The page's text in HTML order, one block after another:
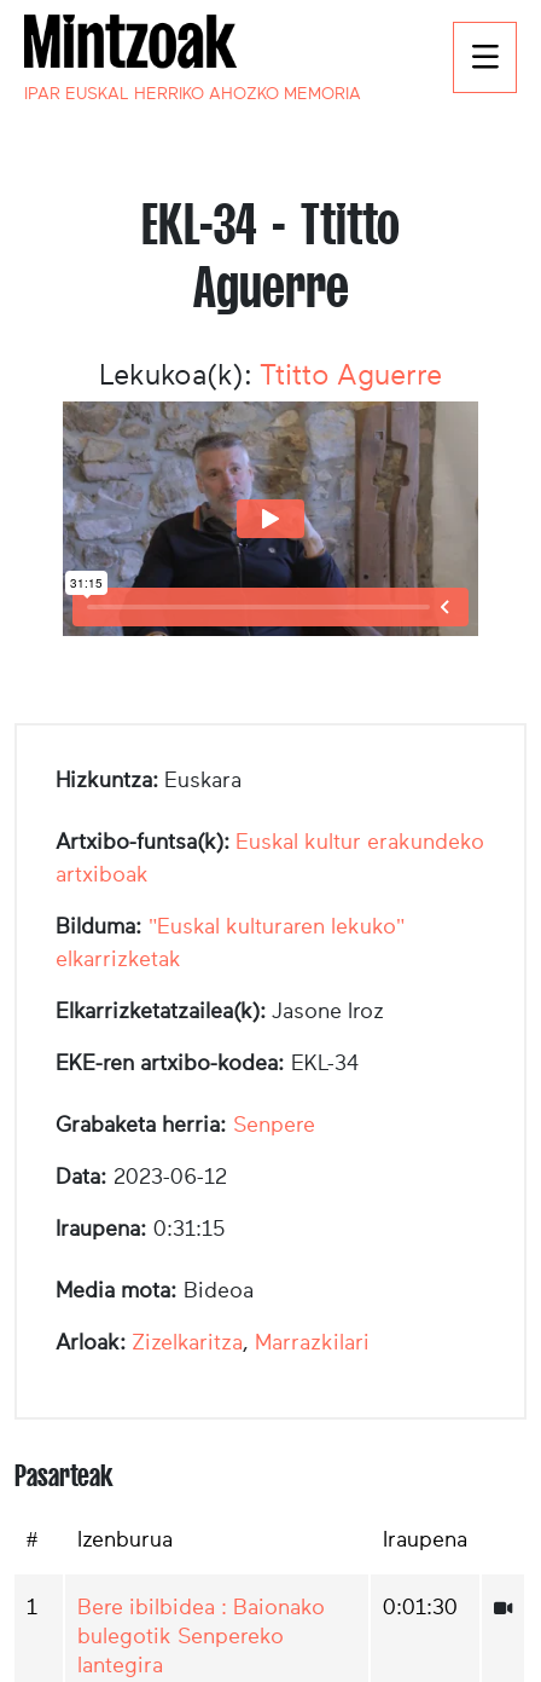
IPAR EUSKAL HERRIKO AHOZKO MEMORIA
EKL-34 - Ttitto
Aguerre
Lekukoa(k): Ttitto Aguerre
Hizkuntza: Euskara
Artxibo-funtsa(k): Euskal kultur erakundeko
artxiboak
Bilduma: "Euskal kulturaren lekuko"
elkarrizketak
Elkarrizketatzailea(k): Jasone Iroz
EKE-ren artxibo-kodea: EKL-34
Grabaketa herria: Senpere
Data: 2023-06-12
Iraupena: 0:31:15
Media mota: Bideoa
Arloak: Zizelkaritza, Marrazkilari
Pasarteak
# Izenburua Iraupena
1
Bere ibilbidea : Baionako
bulegotik Senpereko
lantegira
0:01:30